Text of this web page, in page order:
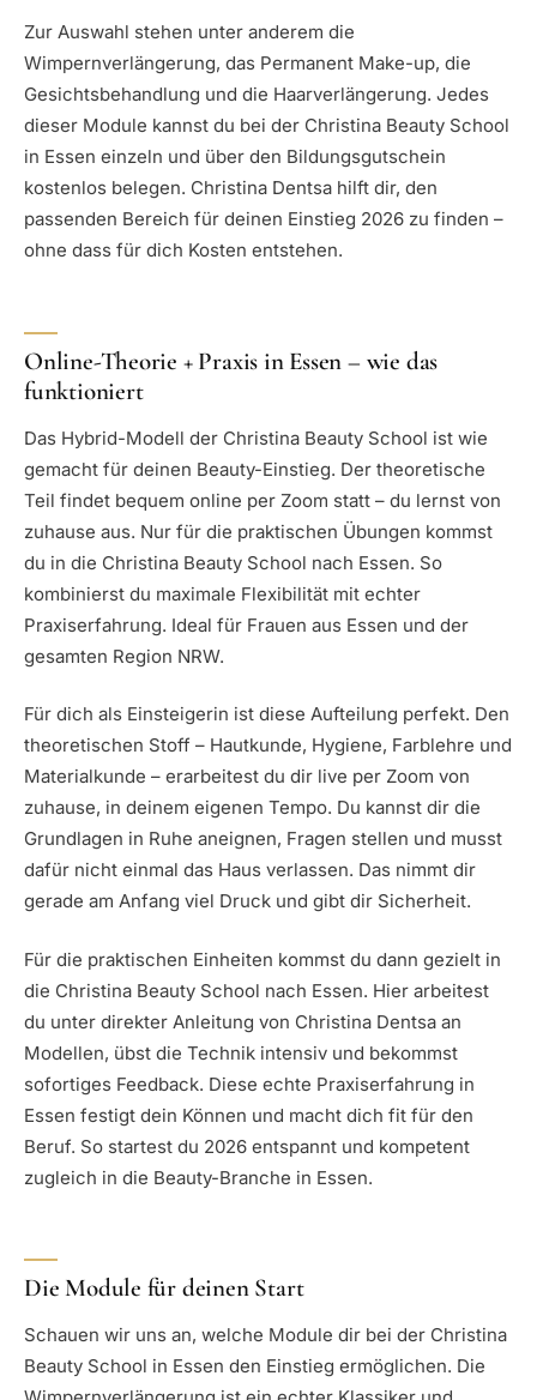
Zur Auswahl stehen unter anderem die
Wimpernverlängerung, das Permanent Make-up, die
Gesichtsbehandlung und die Haarverlängerung. Jedes
dieser Module kannst du bei der Christina Beauty School
in Essen einzeln und über den Bildungsgutschein
kostenlos belegen. Christina Dentsa hilft dir, den
passenden Bereich für deinen Einstieg 2026 zu finden –
ohne dass für dich Kosten entstehen.
Online-Theorie + Praxis in Essen – wie das
funktioniert
Das Hybrid-Modell der Christina Beauty School ist wie
gemacht für deinen Beauty-Einstieg. Der theoretische
Teil findet bequem online per Zoom statt – du lernst von
zuhause aus. Nur für die praktischen Übungen kommst
du in die Christina Beauty School nach Essen. So
kombinierst du maximale Flexibilität mit echter
Praxiserfahrung. Ideal für Frauen aus Essen und der
gesamten Region NRW.
Für dich als Einsteigerin ist diese Aufteilung perfekt. Den
theoretischen Stoff – Hautkunde, Hygiene, Farblehre und
Materialkunde – erarbeitest du dir live per Zoom von
zuhause, in deinem eigenen Tempo. Du kannst dir die
Grundlagen in Ruhe aneignen, Fragen stellen und musst
dafür nicht einmal das Haus verlassen. Das nimmt dir
gerade am Anfang viel Druck und gibt dir Sicherheit.
Für die praktischen Einheiten kommst du dann gezielt in
die Christina Beauty School nach Essen. Hier arbeitest
du unter direkter Anleitung von Christina Dentsa an
Modellen, übst die Technik intensiv und bekommst
sofortiges Feedback. Diese echte Praxiserfahrung in
Essen festigt dein Können und macht dich fit für den
Beruf. So startest du 2026 entspannt und kompetent
zugleich in die Beauty-Branche in Essen.
Die Module für deinen Start
Schauen wir uns an, welche Module dir bei der Christina
Beauty School in Essen den Einstieg ermöglichen. Die